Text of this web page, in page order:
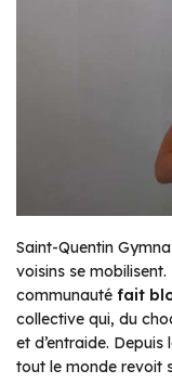
Saint-Quentin
voisins se
communauté fait
collective qui, du
et d’entraide. Depuis
tout le monde revoit